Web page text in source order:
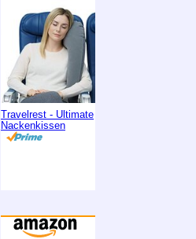
Travelrest - Ultimate
Nackenkissen